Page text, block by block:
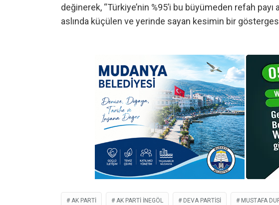
değinerek, “Türkiye’nin %95’i bu büyümeden refah payı
aslında küçülen ve yerinde sayan kesimin bir
AK PARTI AK PARTI INEGÖL DEVA PARTISI MUSTAFA